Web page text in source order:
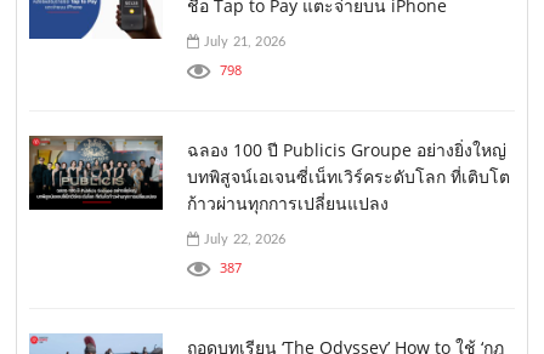
ชื่อ Tap to Pay แตะจ่ายบน iPhone
July 21, 2026
798
ฉลอง 100 ปี Publicis Groupe อย่างยิ่งใหญ่
บทพิสูจน์เอเจนซี่เน็ทเวิร์คระดับโลก ที่เติบโต
ก้าวผ่านทุกการเปลี่ยนแปลง
July 22, 2026
387
ถอดบทเรียน ‘The Odyssey’ How to ใช้ ‘กฎ